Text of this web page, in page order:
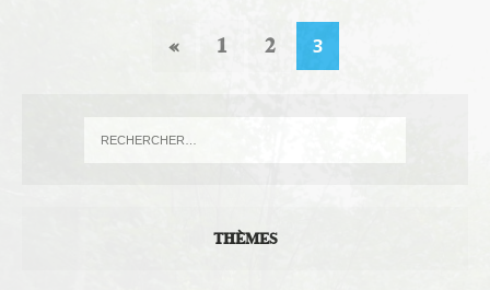
« 1 2 3
THÈMES